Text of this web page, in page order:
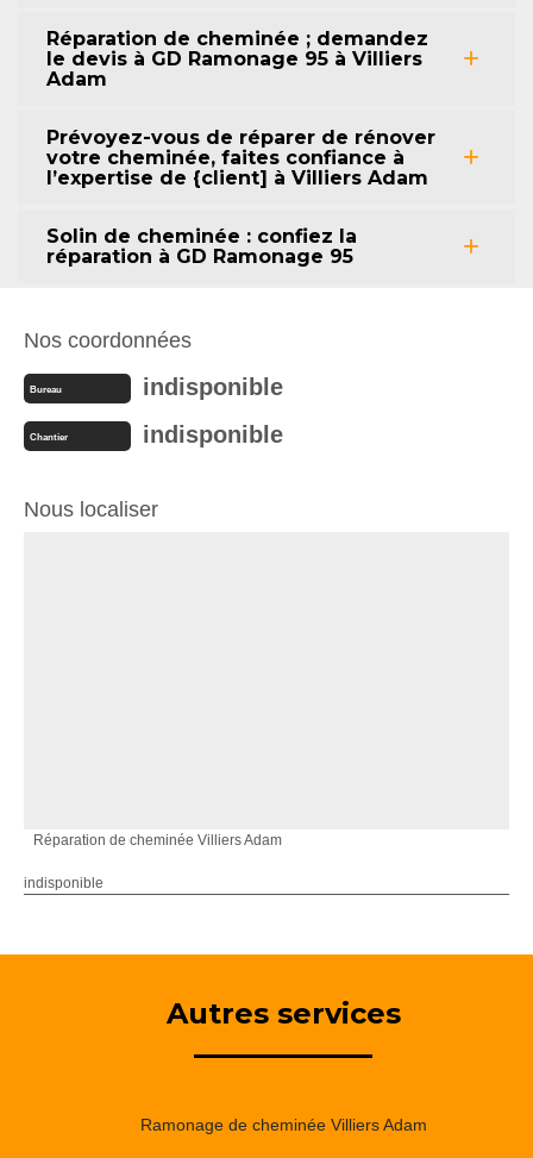
Réparation de cheminée ; demandez
le devis à GD Ramonage 95 à Villiers
Adam
Prévoyez-vous de réparer de rénover
votre cheminée, faites confiance à
l’expertise de {client] à Villiers Adam
Solin de cheminée : confiez la
réparation à GD Ramonage 95
Nos coordonnées
Bureau indisponible
Chantier indisponible
Nous localiser
Réparation de cheminée Villiers Adam
indisponible
Autres services
Ramonage de cheminée Villiers Adam